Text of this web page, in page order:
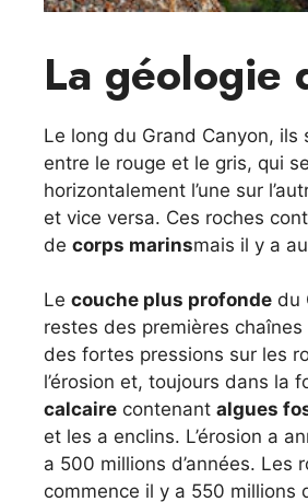
La géologie
Le long du Grand Canyon, ils
entre le rouge et le gris, qui
horizontalement l’une sur
et vice versa. Ces roches
de corps marinsmais il y a
Le couche plus profonde du
restes des premières
des fortes pressions sur les
l’érosion et, toujours dans la
calcaire contenant algues
et les a enclins. L’érosion a
a 500 millions d’années.
commence il y a 550 millions